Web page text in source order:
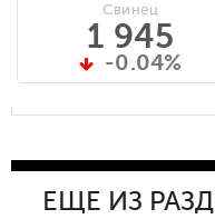
Свинец
1 945
-0.04%
ЕЩЕ ИЗ